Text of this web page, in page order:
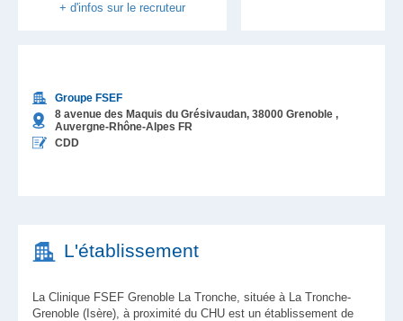
+ d'infos sur le recruteur
Groupe FSEF
8 avenue des Maquis du Grésivaudan, 38000 Grenoble ,
Auvergne-Rhône-Alpes FR
CDD
L'établissement
La Clinique FSEF Grenoble La Tronche, située à La Tronche-
Grenoble (Isère), à proximité du CHU est un établissement de